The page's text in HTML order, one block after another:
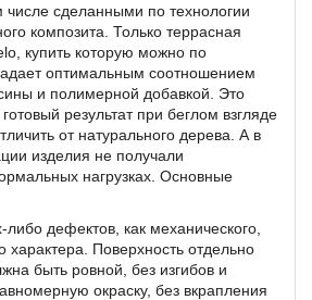
сделанными по технологии
композита. Только террасная
купить которую можно по
оптимальным соотношением
и полимерной добавкой. Это
результат при беглом взгляде
от натурального дерева. А в
изделия не получали
нагрузках. Основные
либо дефектов, как механического,
характера. Поверхность отдельно
быть ровной, без изгибов и
окраску, без вкрапления